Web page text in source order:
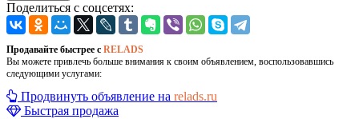
Поделиться с соцсетях:
Продавайте быстрее с RELADS
Вы можете привлечь больше внимания к своим объявлением, воспользовавшись
следующими услугами:
Продвинуть объявление на relads.ru
Быстрая продажа